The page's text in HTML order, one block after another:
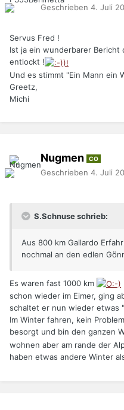
Geschrieben 4. Juli
Servus Fred !
Ist ja ein wunderbarer Bericht
entlockt !
Und es stimmt "Ein Mann ein
Greetz,
Michi
Nugmen CO
Geschrieben 4. Juli
S.Schnuse schrieb:
Aus 800 km Gallardo
nochmal an den edlen
Es waren fast 1000 km
schon wieder im Eimer, ging
schaltet er nun wieder etwas
Im Winter fahren, kein
besorgt und bin den ganzen
wohnen aber am rande der
haben etwas andere Winter